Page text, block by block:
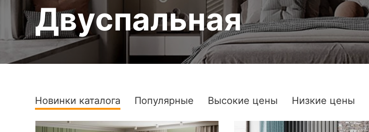
Двуспальная
Новинки каталога Популярные Высокие цены Низкие цены